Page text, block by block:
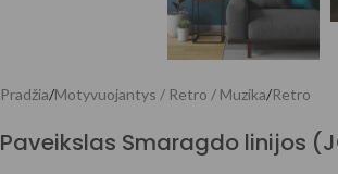
Pradžia/Motyvuojantys / Retro / Muzika/Retro
Paveikslas Smaragdo linijos